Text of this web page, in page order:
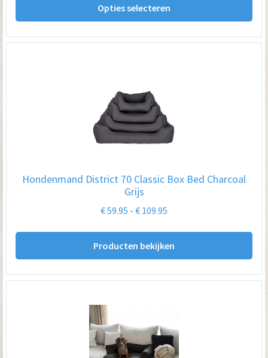
€ 79.95
Opties selecteren
Hondenmand District 70 Classic Box Bed Charcoal
Grijs
€59.95 - € 109.95
€ 109.95
Producten bekijken